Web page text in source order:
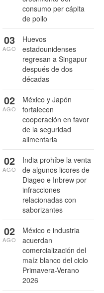
consumo per cápita
de pollo
Huevos
estadounidenses
regresan a Singapur
después de dos
décadas
03
AGO
México y Japón
fortalecen
cooperación en favor
de la seguridad
alimentaria
02
AGO
India prohíbe la venta
de algunos licores de
Diageo e Inbrew por
infracciones
relacionadas con
saborizantes
02
AGO
México e industria
acuerdan
comercialización del
maíz blanco del ciclo
Primavera-Verano
2026
02
AGO